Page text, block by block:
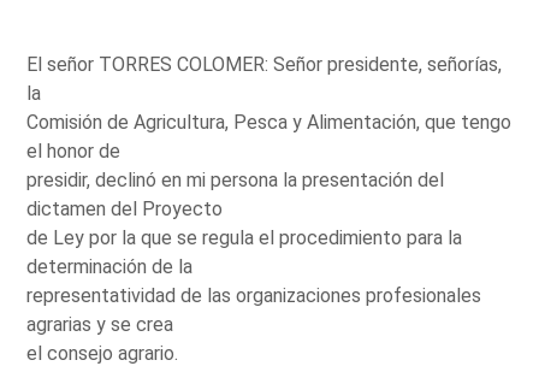
El señor TORRES COLOMER: Señor presidente, señorías,
la
Comisión de Agricultura, Pesca y Alimentación, que tengo
el honor de
presidir, declinó en mi persona la presentación del
dictamen del Proyecto
de Ley por la que se regula el procedimiento para la
determinación de la
representatividad de las organizaciones profesionales
agrarias y se crea
el consejo agrario.